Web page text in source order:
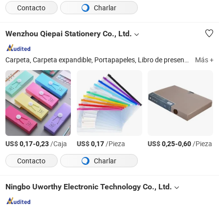
Contacto
Charlar
Wenzhou Qiepai Stationery Co., Ltd.
Carpeta, Carpeta expandible, Portapapeles, Libro de presentación, Estuche, Bolsa con cremallera, Bolsa de sobre, Caja de archivos, Tarjeta de nombre, 3D Rompecabezas Más +
US$0,17-0,23/Caja US$0,17/Pieza US$0,25-0,60/Pieza
Contacto
Charlar
Ningbo Uworthy Electronic Technology Co., Ltd.